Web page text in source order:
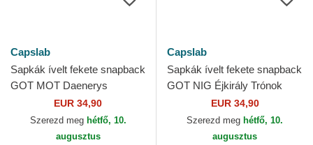
Capslab
Sapkák ívelt fekete snapback
GOT MOT Daenerys
Targaryen Trónok harca
Capslab
EUR 34,90
Szerezd meg hétfő, 10.
augusztus
Capslab
Sapkák ívelt fekete snapback
GOT NIG Éjkirály Trónok
harca CapslabEUR 34,90
Szerezd meg hétfő, 10.
augusztus